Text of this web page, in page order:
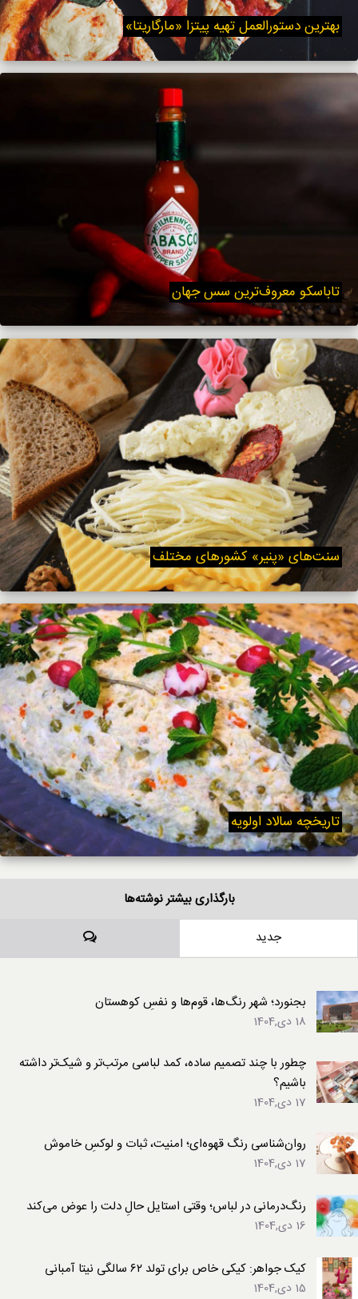
بهترین دستورالعمل تهیه پیتزا «مارگاریتا»
تاباسکو معروف‌ترین سس جهان
سنت‌های «پنیر» کشورهای مختلف
تاریخچه سالاد اولویه
بارگذاری بیشتر نوشته‌ها
جدید
دیدگاه‌ها
بجنورد؛ شهر رنگ‌ها، قوم‌ها و نفسِ کوهستان
18 دی,1404
چطور با چند تصمیم ساده، کمد لباسی مرتب‌تر و شیک‌تر داشته
باشیم؟
17 دی,1404
روان‌شناسی رنگ قهوه‌ای؛ امنیت، ثبات و لوکسِ خاموش
17 دی,1404
رنگ‌درمانی در لباس؛ وقتی استایل حالِ دلت را عوض می‌کند
16 دی,1404
کیک جواهر: کیکی خاص برای تولد ۶۲ سالگی نیتا آمبانی
15 دی,1404